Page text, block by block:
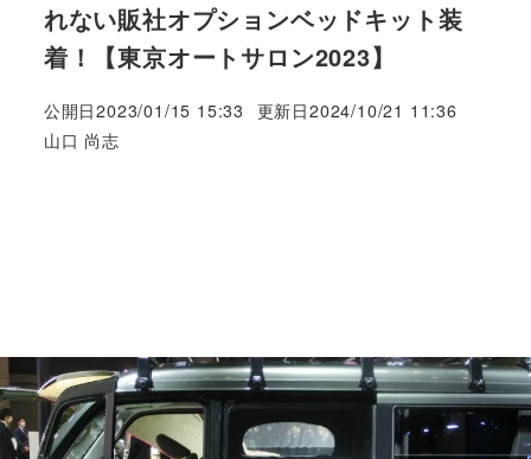
れない販社オプションベッドキット装
着！【東京オートサロン2023】
公開日2023/01/15 15:33 更新日2024/10/21 11:36
著
山口 尚志